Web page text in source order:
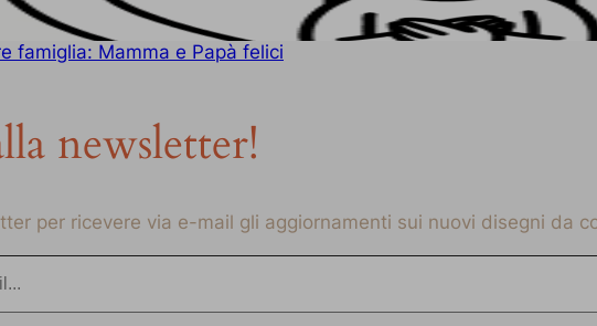
famiglia: Mamma e Papà felici
newsletter!
per ricevere via e-mail gli aggiornamenti sui nuovi disegni da